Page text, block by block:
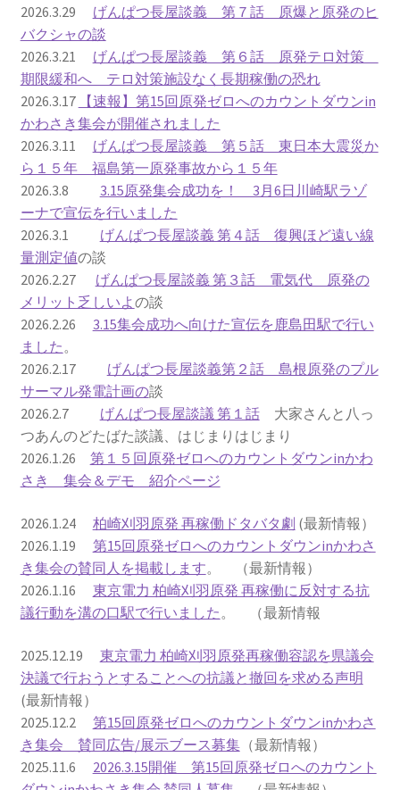
ギャラリー_2024.3.10
ギャラリー_2025.3.23
ギャラリー_2026.3.15
原発ゼロと未来
原発動向
原発 日誌
2022.7.15東電・株主訴訟 経営陣に13兆円賠償命令
2022.8.1 福島第一原発 汚染配管撤去 失敗続きで計画
断念
2022.8.9 福島第一原発 汚染水海洋放出トンネル工事
着工
超 老朽対策容認
2023.1.19 東電旧経営陣、二審も無罪 民事裁判で認
めた「長期評価」を否定
り
原子力規制委員会「原発60年超運転」正式決定先送
りからわずか5日で、多数決決定
「原発６０年超へ」閣議決定
2026.3.29 げんぱつ長屋談義 第７話 原爆と原発のヒ
バクシャの談
2026.3.21 げんぱつ長屋談義 第６話 原発テロ対策
期限緩和へ テロ対策施設なく長期稼働の恐れ
2026.3.17
【速報】第15回原発ゼロへのカウントダウンin
かわさき集会が開催されました
2026.3.11 げんぱつ長屋談義 第５話 東日本大震災か
ら１５年 福島第一原発事故から１５年
2026.3.8 3.15原発集会成功を！ 3月6日川崎駅ラゾ
ーナで宣伝を行いました
2026.3.1 げんぱつ長屋談義 第４話 復興ほど遠い線
量測定値の談
2026.2.27 げんぱつ長屋談義 第３話 電気代 原発の
メリット乏しいよの談
2026.2.26 3.15集会成功へ向けた宣伝を鹿島田駅で行い
ました。
2026.2.17 げんぱつ長屋談義第２話 島根原発のプル
サーマル発電計画の談
2026.2.7 げんぱつ長屋談議 第１話大家さんと八っ
つあんのどたばた談議、はじまりはじまり
2026.1.26 第１５回原発ゼロへのカウントダウンinかわ
さき 集会＆デモ 紹介ページ
2026.1.24 柏崎刈羽原発 再稼働ドタバタ劇 (最新情報）
2026.1.19 第15回原発ゼロへのカウントダウンinかわさ
き集会の賛同人を掲載します。 （最新情報）
2026.1.16 東京電力 柏崎刈羽原発 再稼働に反対する抗
議行動を溝の口駅で行いました。 （最新情報
2025.12.19 東京電力 柏崎刈羽原発再稼働容認を県議会
決議で行おうとすることへの抗議と撤回を求める声明
(最新情報）
2025.12.2 第15回原発ゼロへのカウントダウンinかわさ
き集会 賛同広告/展示ブース募集（最新情報）
2025.11.6 2026.3.15開催 第15回原発ゼロへのカウント